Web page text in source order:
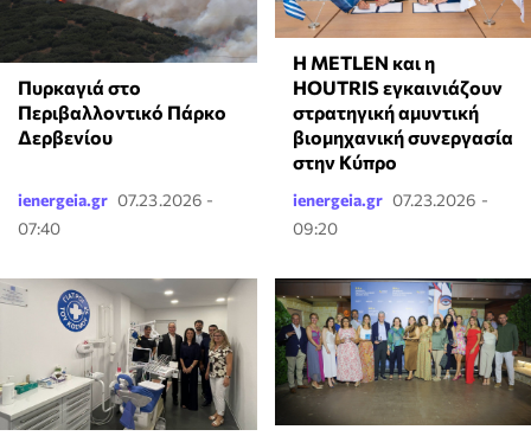
Πυρκαγιά στο
Περιβαλλοντικό Πάρκο
Δερβενίου
ienergeia.gr 07.23.2026 -
07:40
Η METLEN και η
HOUTRIS εγκαινιάζουν
στρατηγική αμυντική
βιομηχανική συνεργασία
στην Κύπρο
ienergeia.gr 07.23.2026 -
09:20